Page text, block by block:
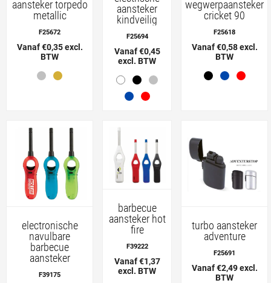
aansteker torpedo
metallic
F25672
Vanaf €0,35 excl.
BTW
aansteker
kindveilig
F25694
Vanaf €0,45
excl. BTW
wegwerpaansteker
cricket 90
F25618
Vanaf €0,58 excl.
BTW
electronische
navulbare
barbecue
aansteker
F39175
barbecue
aansteker hot
fire
F39222
Vanaf €1,37
excl. BTW
turbo aansteker
adventure
F25691
Vanaf €2,49 excl.
BTW